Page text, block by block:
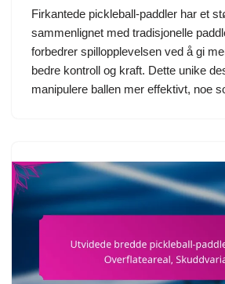
Firkantede pickleball-paddler har et
sammenlignet med tradisjonelle
forbedrer spillopplevelsen ved å gi
bedre kontroll og kraft. Dette unike
manipulere ballen mer effektivt, noe